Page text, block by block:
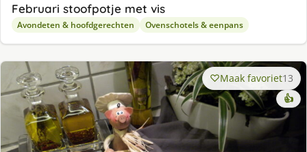
Februari stoofpotje met vis
Avondeten & hoofdgerechten Ovenschotels & eenpans
Maak favoriet13
👍